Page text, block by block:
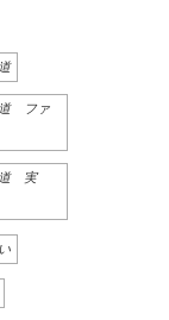
ファ
実